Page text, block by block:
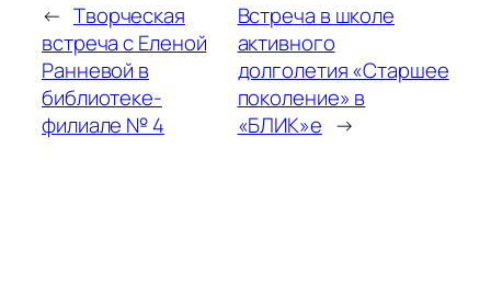
← Творческая
встреча с Еленой
Ранневой в
библиотеке-
филиале № 4
Встреча в школе
активного
долголетия «Старшее
поколение» в
«БЛИК»е →